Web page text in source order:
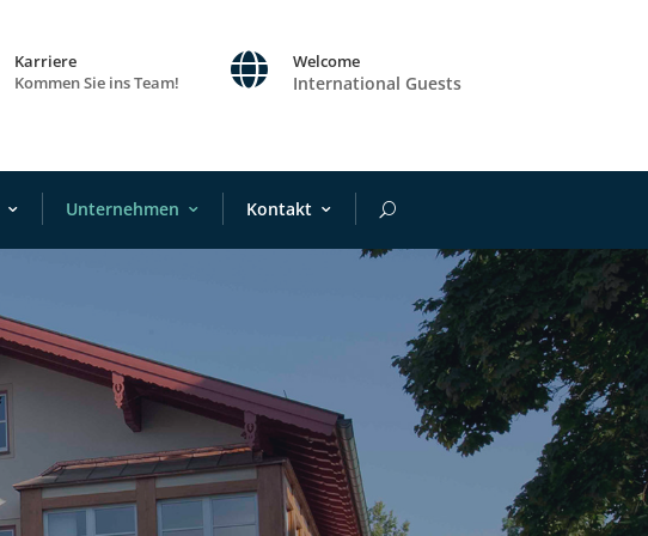
Karriere
Kommen Sie ins Team!
 Welcome
International Guests
Unternehmen Kontakt